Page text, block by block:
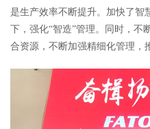
是生产效率不断提升。加快了智
下，强化“智造”管理。同时，不
合资源，不断加强精细化管理，